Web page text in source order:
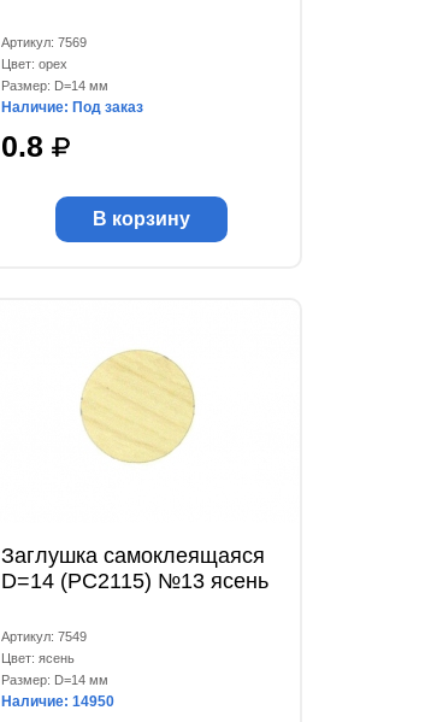
Артикул: 7569
Цвет: орех
Размер: D=14 мм
Наличие: Под заказ
0.8
В корзину
Заглушка самоклеящаяся
D=14 (РС2115) №13 ясень
Артикул: 7549
Цвет: ясень
Размер: D=14 мм
Наличие: 14950